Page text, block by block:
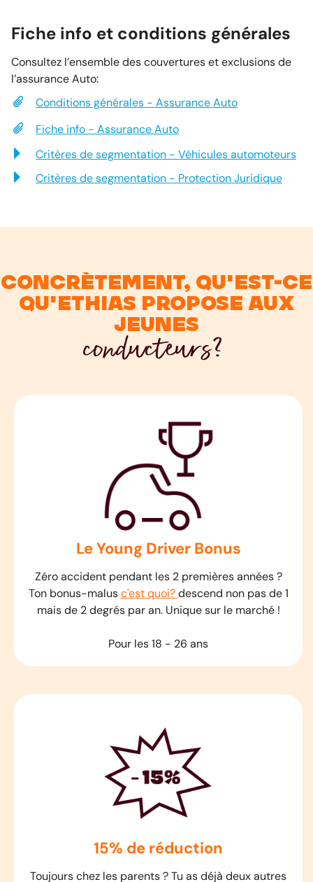
Fiche info et conditions générales
Consultez l’ensemble des couvertures et exclusions de
l’assurance Auto:
Conditions générales - Assurance Auto
Fiche info - Assurance Auto
Critères de segmentation - Véhicules automoteurs
Critères de segmentation - Protection Juridique
concrètement, qu'est-ce
qu'Ethias propose aux
jeunes
conducteurs?
Le Young Driver Bonus
Zéro accident pendant les 2 premières années ?
Ton bonus-malusc'est quoi? descend non pas de 1
mais de 2 degrés par an. Unique sur le marché !
Pour les 18 - 26 ans
15% de réduction
Toujours chez les parents ? Tu as déjà deux autres